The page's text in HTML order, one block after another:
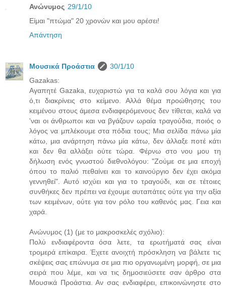
Ανώνυμος 29/1/10
Είμαι "πτώμα" 20 χρονών και μου αρέσει!
Απάντηση
Μουσικά Προάστια
30/1/10
Gazakas:
Αγαπητέ Gazaka, ευχαριστώ για τα καλά σου λόγια και για
ό,τι διακρίνεις στο κείμενο. Αλλά θέμα προώθησης του
κειμένου στους άμεσα ενδιαφερόμενους δεν τίθεται, καλά να
'ναι οι άνθρωποι και να βγάζουν ωραία τραγούδια, ποιός ο
λόγος να μπλέκουμε στα πόδια τους; Μια σελίδα πάνω μία
κάτω, μια ανάρτηση πάνω μία κάτω, δεν άλλαξε ποτέ κάτι
και δεν θα αλλάξει ούτε τώρα. Φέρνω στο νου μου τη
δήλωση ενός γνωστού διεθνολόγου: "Ζούμε σε μια εποχή
όπου το παλιό πεθαίνει και το καινούργιο δεν έχει ακόμα
γεννηθεί". Αυτό ισχύει και για το τραγούδι, και σε τέτοιες
συνθήκες δεν πρέπει να έχουμε αυταπάτες ούτε για την αξία
των κειμένων, ούτε για τον ρόλο του καθενός μας. Γεια και
χαρά.
Ανώνυμος (1) (με το μακροσκελές σχόλιο):
Πολύ ενδιαφέροντα όσα λετε, τα ερωτήματά σας είναι
τρομερά επίκαιρα. Έχετε ανοιχτή πρόσκληση να βάλετε τις
σκέψεις σας επώνυμα σε μια πιο οργανωμένη μορφή, σε μια
σειρά που λέμε, και να τις δημοσιεύσετε σαν άρθρο στα
Μουσικά Προάστια. Αν σας ενδιαφέρει, επικοινώνηστε στο